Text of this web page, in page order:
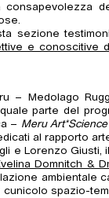
sezione
e conoscitive
– Medolago
parte del
– Meru
al rapporto
e Lorenzo Giusti,
Domnitch &
ambientale
cunicolo spazio-